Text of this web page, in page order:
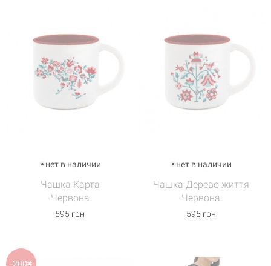
нет в наличии
Чашка Карта
Червона
595 грн
нет в наличии
Чашка Дерево життя
Червона
595 грн
-200₴